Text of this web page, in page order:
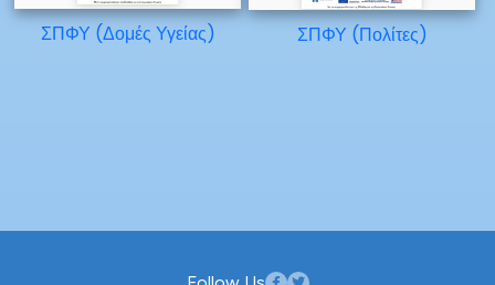
ΣΠΦΥ (Δομές Υγείας) ΣΠΦΥ (Πολίτες)